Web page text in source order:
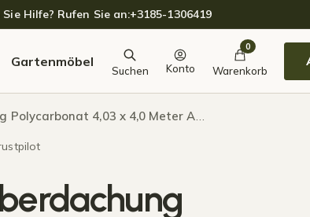
Hilfe? Rufen Sie an:+3185-1306419
Gartenmöbel
Suchen Konto
0
Warenkorb
4,03 x 4,0 Meter Anthrazit